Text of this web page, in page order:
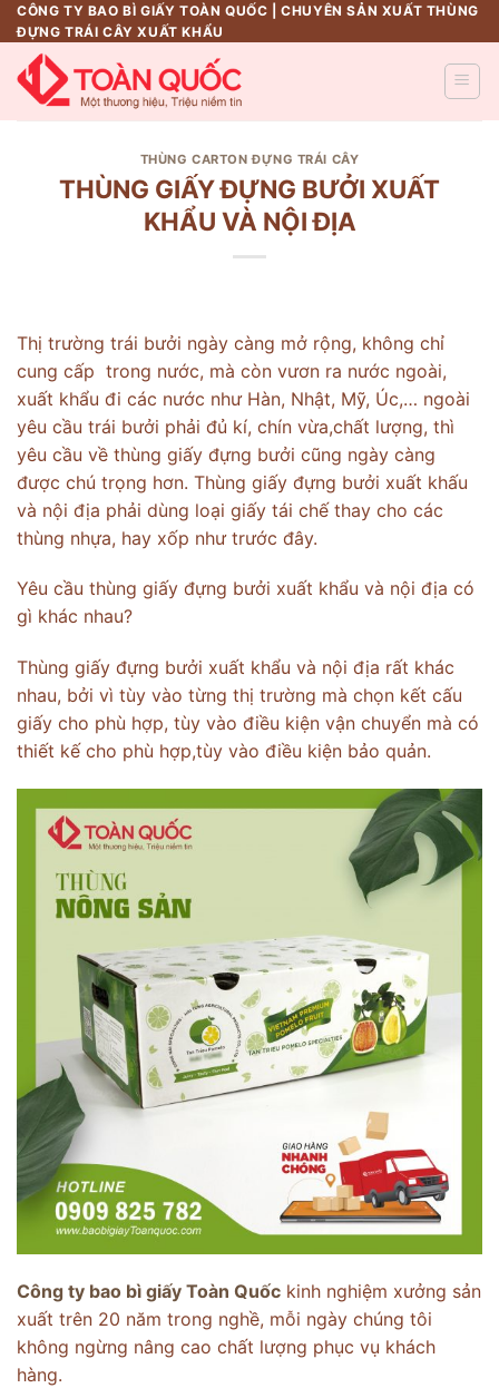
Skip
to
content
CÔNG TY BAO BÌ GIẤY TOÀN QUỐC | CHUYÊN SẢN XUẤT THÙNG
ĐỰNG TRÁI CÂY XUẤT KHẨU
THÙNG CARTON ĐỰNG TRÁI CÂY
THÙNG GIẤY ĐỰNG BƯỞI XUẤT
KHẨU VÀ NỘI ĐỊA
Thị trường trái bưởi ngày càng mở rộng, không chỉ
cung cấp trong nước, mà còn vươn ra nước ngoài,
xuất khẩu đi các nước như Hàn, Nhật, Mỹ, Úc,… ngoài
yêu cầu trái bưởi phải đủ kí, chín vừa,chất lượng, thì
yêu cầu về thùng giấy đựng bưởi cũng ngày càng
được chú trọng hơn. Thùng giấy đựng bưởi xuất khấu
và nội địa phải dùng loại giấy tái chế thay cho các
thùng nhựa, hay xốp như trước đây.
Yêu cầu thùng giấy đựng bưởi xuất khẩu và nội địa có
gì khác nhau?
Thùng giấy đựng bưởi xuất khẩu và nội địa rất khác
nhau, bởi vì tùy vào từng thị trường mà chọn kết cấu
giấy cho phù hợp, tùy vào điều kiện vận chuyển mà có
thiết kế cho phù hợp,tùy vào điều kiện bảo quản.
Công ty bao bì giấy Toàn Quốc kinh nghiệm xưởng sản
xuất trên 20 năm trong nghề, mỗi ngày chúng tôi
không ngừng nâng cao chất lượng phục vụ khách
hàng.